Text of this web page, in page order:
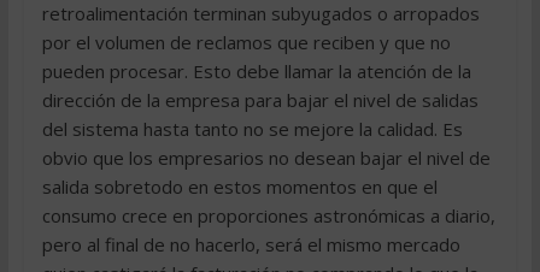
retroalimentación terminan subyugados o arropados
por el volumen de reclamos que reciben y que no
pueden procesar. Esto debe llamar la atención de la
dirección de la empresa para bajar el nivel de salidas
del sistema hasta tanto no se mejore la calidad. Es
obvio que los empresarios no desean bajar el nivel de
salida sobretodo en estos momentos en que el
consumo crece en proporciones astronómicas a diario,
pero al final de no hacerlo, será el mismo mercado